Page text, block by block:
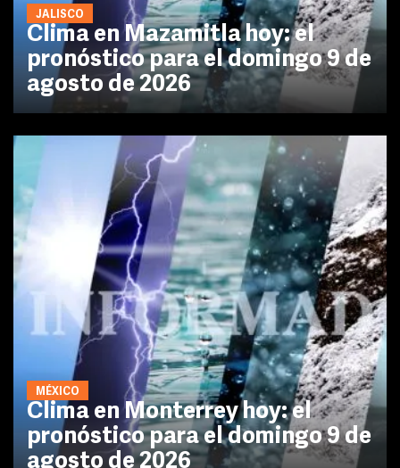
JALISCO
Clima en Mazamitla hoy: el
pronóstico para el domingo 9 de
agosto de 2026
MÉXICO
Clima en Monterrey hoy: el
pronóstico para el domingo 9 de
agosto de 2026